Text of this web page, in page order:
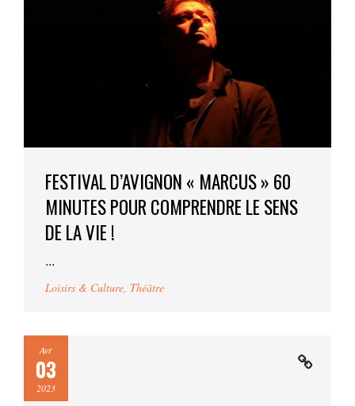
FESTIVAL D’AVIGNON « MARCUS » 60
MINUTES POUR COMPRENDRE LE SENS
DE LA VIE !
...
Loisirs & Culture, Théâtre
Avr
03
2023